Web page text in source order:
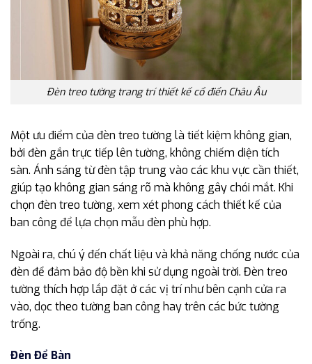
Đèn treo tường trang trí thiết kế cổ điển Châu Âu
Một ưu điểm của đèn treo tường là tiết kiệm không gian,
bởi đèn gắn trực tiếp lên tường, không chiếm diện tích
sàn. Ánh sáng từ đèn tập trung vào các khu vực cần thiết,
giúp tạo không gian sáng rõ mà không gây chói mắt. Khi
chọn đèn treo tường, xem xét phong cách thiết kế của
ban công để lựa chọn mẫu đèn phù hợp.
Ngoài ra, chú ý đến chất liệu và khả năng chống nước của
đèn để đảm bảo độ bền khi sử dụng ngoài trời. Đèn treo
tường thích hợp lắp đặt ở các vị trí như bên cạnh cửa ra
vào, dọc theo tường ban công hay trên các bức tường
trống.
Đèn Để Bàn